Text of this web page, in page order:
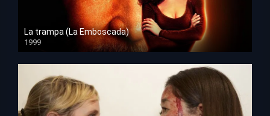
La trampa (La Emboscada)
1999
HD 1080p